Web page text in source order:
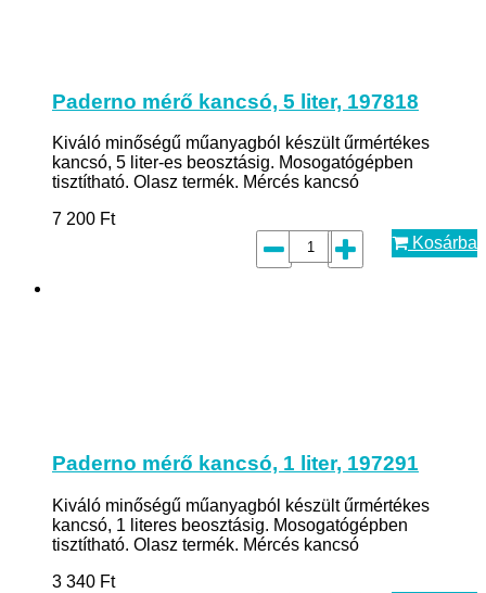
Paderno mérő kancsó, 5 liter, 197818
Kiváló minőségű műanyagból készült űrmértékes
kancsó, 5 liter-es beosztásig. Mosogatógépben
tisztítható. Olasz termék. Mércés kancsó
7 200 Ft
Kosárba
Paderno mérő kancsó, 1 liter, 197291
Kiváló minőségű műanyagból készült űrmértékes
kancsó, 1 literes beosztásig. Mosogatógépben
tisztítható. Olasz termék. Mércés kancsó
3 340 Ft